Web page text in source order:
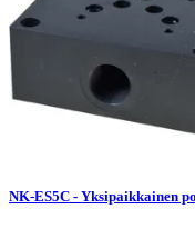
NK-ES5C - Yksipaikkainen